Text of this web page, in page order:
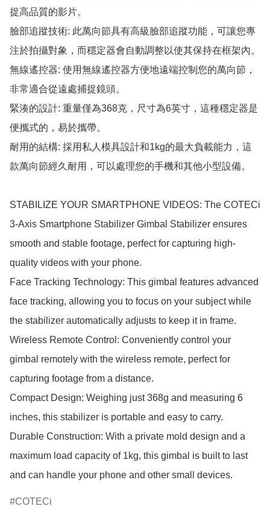
捉高品質的影片。
臉部追蹤技術: 此萬向節具有高級臉部追蹤功能，可讓您專
注於拍攝對象，而穩定器會自動調整以使其保持在框架內。
無線遙控器: 使用無線遙控器方便地遠端控制您的萬向節，
非常適合從遠處捕捉鏡頭。
緊湊的設計: 重量僅為368克，尺寸為6英寸，這種穩定器是
便攜式的，易於攜帶。
耐用的結構: 採用私人模具設計和1kg的最大負載能力，這
款萬向節經久耐用，可以處理您的手機和其他小型設備。
STABILIZE YOUR SMARTPHONE VIDEOS: The COTECi
3-Axis Smartphone Stabilizer Gimbal Stabilizer ensures
smooth and stable footage, perfect for capturing high-
quality videos with your phone.
Face Tracking Technology: This gimbal features advanced
face tracking, allowing you to focus on your subject while
the stabilizer automatically adjusts to keep it in frame.
Wireless Remote Control: Conveniently control your
gimbal remotely with the wireless remote, perfect for
capturing footage from a distance.
Compact Design: Weighing just 368g and measuring 6
inches, this stabilizer is portable and easy to carry.
Durable Construction: With a private mold design and a
maximum load capacity of 1kg, this gimbal is built to last
and can handle your phone and other small devices.
COTECi